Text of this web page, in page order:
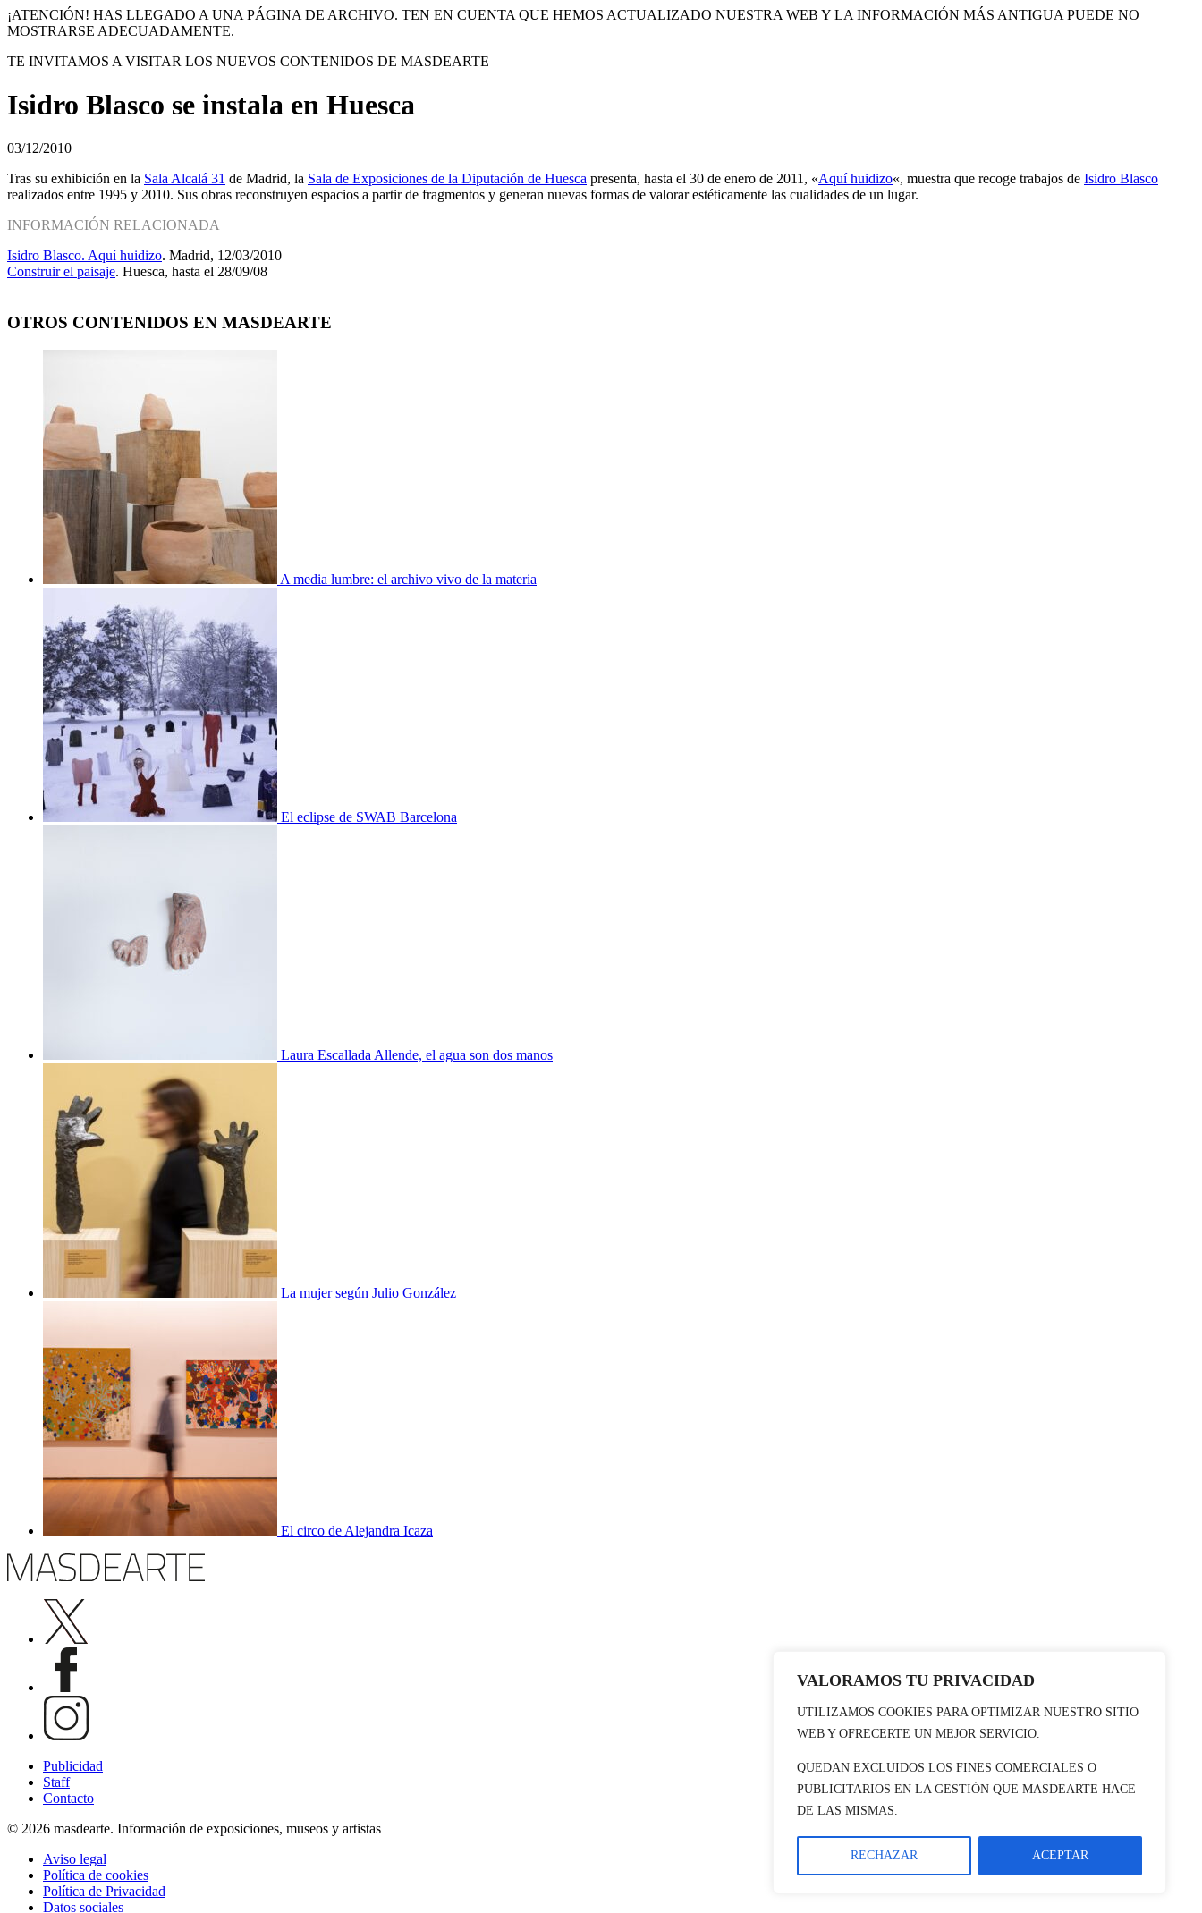
VALORAMOS TU PRIVACIDAD
UTILIZAMOS COOKIES PARA OPTIMIZAR NUESTRO SITIO
WEB Y OFRECERTE UN MEJOR SERVICIO.
QUEDAN EXCLUIDOS LOS FINES COMERCIALES O
PUBLICITARIOS EN LA GESTIÓN QUE MASDEARTE HACE
DE LAS MISMAS.
RECHAZAR ACEPTAR
¡ATENCIÓN! HAS LLEGADO A UNA PÁGINA DE ARCHIVO. TEN EN CUENTA QUE HEMOS ACTUALIZADO NUESTRA WEB Y LA INFORMACIÓN MÁS ANTIGUA PUEDE NO
MOSTRARSE ADECUADAMENTE.
TE INVITAMOS A VISITAR LOS NUEVOS CONTENIDOS DE MASDEARTE
Isidro Blasco se instala en Huesca
03/12/2010
Tras su exhibición en la Sala Alcalá 31 de Madrid, la Sala de Exposiciones de la Diputación de Huesca presenta, hasta el 30 de enero de 2011, «Aquí huidizo«, muestra que recoge trabajos de Isidro Blasco
realizados entre 1995 y 2010. Sus obras reconstruyen espacios a partir de fragmentos y generan nuevas formas de valorar estéticamente las cualidades de un lugar.
INFORMACIÓN RELACIONADA
Isidro Blasco. Aquí huidizo. Madrid, 12/03/2010
Construir el paisaje. Huesca, hasta el 28/09/08
OTROS CONTENIDOS EN MASDEARTE
A media lumbre: el archivo vivo de la materia
El eclipse de SWAB Barcelona
Laura Escallada Allende, el agua son dos manos
La mujer según Julio González
El circo de Alejandra Icaza
Publicidad
Staff
Contacto
© 2026 masdearte. Información de exposiciones, museos y artistas
Aviso legal
Política de cookies
Política de Privacidad
Datos sociales